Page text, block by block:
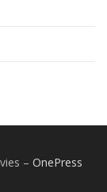
– OnePress